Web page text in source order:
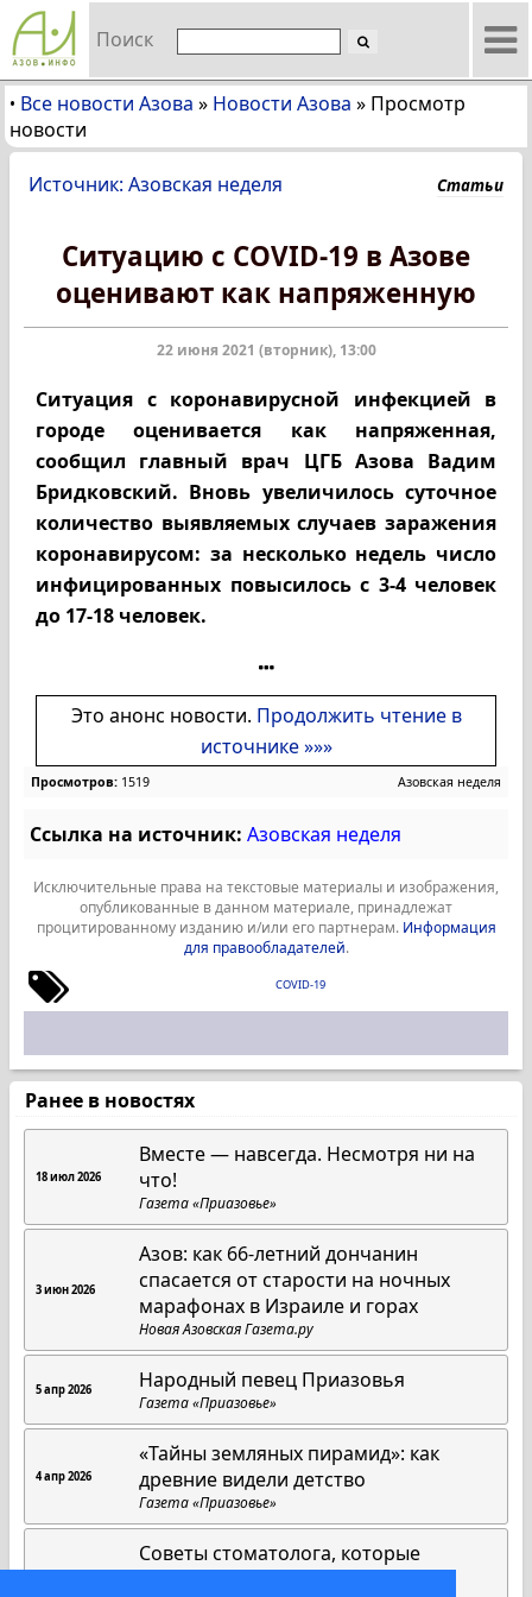
Поиск
• Все новости Азова » Новости Азова » Просмотр
новости
Источник: Азовская неделя Статьи
Ситуацию с COVID-19 в Азове
оценивают как напряженную
22 июня 2021 (вторник), 13:00
Ситуация с коронавирусной инфекцией в
городе оценивается как напряженная,
сообщил главный врач ЦГБ Азова Вадим
Бридковский. Вновь увеличилось суточное
количество выявляемых случаев заражения
коронавирусом: за несколько недель число
инфицированных повысилось с 3-4 человек
до 17-18 человек.
Это анонс новости. Продолжить чтение в
источнике »»»
Просмотров: 1519 Азовская неделя
Ссылка на источник: Азовская неделя
Исключительные права на текстовые материалы и изображения,
опубликованные в данном материале, принадлежат
процитированному изданию и/или его партнерам. Информация
для правообладателей.
COVID-19
Ранее в новостях
18 июл 2026
Вместе — навсегда. Несмотря ни на
что!
Газета «Приазовье»
3 июн 2026
Азов: как 66-летний дончанин
спасается от старости на ночных
марафонах в Израиле и горах
Новая Азовская Газета.ру
5 апр 2026 Народный певец Приазовья
Газета «Приазовье»
4 апр 2026
«Тайны земляных пирамид»: как
древние видели детство
Газета «Приазовье»
Советы стоматолога, которые